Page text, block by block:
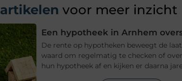
artikelen voor meer inzicht
Een hypotheek in Arnhem
De rente op hypotheken beweegt de
waard om regelmatig te checken of
hun hypotheek af en kijken er daarna